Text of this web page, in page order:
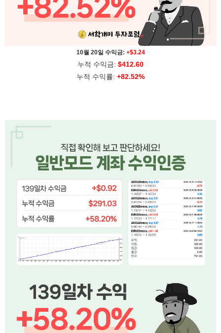
10월 20일 수익금: +$3.24
누적 수익금: $412.60
누적 수익률: +82.52%